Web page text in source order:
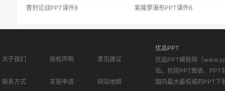
曹刿论战PPT课件8 紫藤萝瀑布PPT课件6
关于我们 版权声明 意见建议
联系方式 友链申请 网站地图
优品PPT
优品PPT模板网（
站。包括PPT图表、PPT
国内最大最权威的PPT下